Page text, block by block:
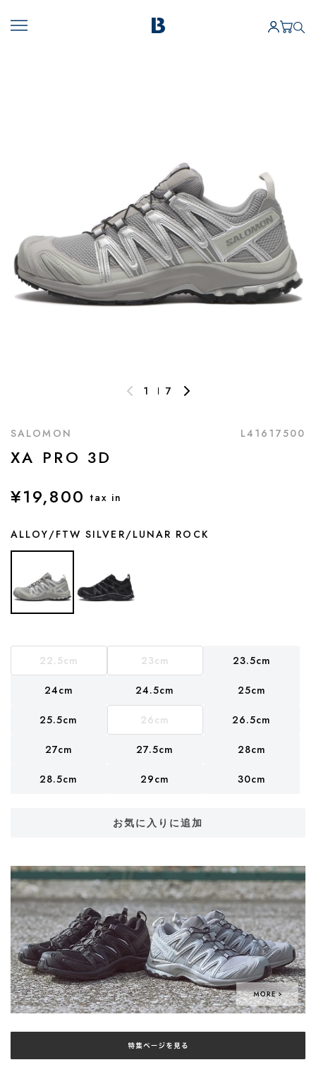
1 7
SALOMON L41617500
XA PRO 3D
¥19,800 tax in
ALLOY/FTW SILVER/LUNAR ROCK
22.5cm 23cm 23.5cm
24cm 24.5cm 25cm
25.5cm 26cm 26.5cm
27cm 27.5cm 28cm
28.5cm 29cm 30cm
お気に入りに追加